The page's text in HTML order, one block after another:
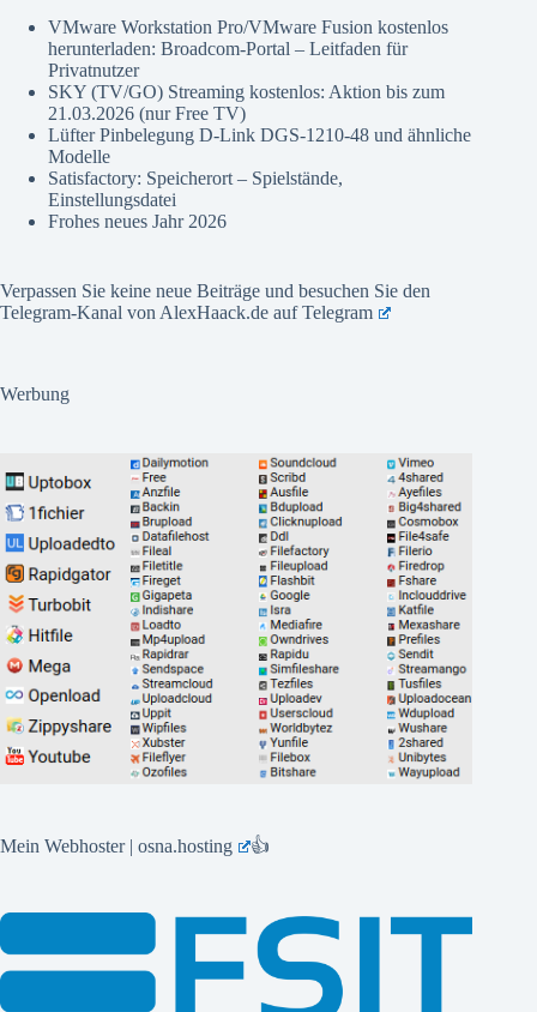
VMware Workstation Pro/VMware Fusion kostenlos
herunterladen: Broadcom-Portal – Leitfaden für
Privatnutzer
SKY (TV/GO) Streaming kostenlos: Aktion bis zum
21.03.2026 (nur Free TV)
Lüfter Pinbelegung D-Link DGS-1210-48 und ähnliche
Modelle
Satisfactory: Speicherort – Spielstände,
Einstellungsdatei
Frohes neues Jahr 2026
Verpassen Sie keine neue Beiträge und besuchen Sie den
Telegram-Kanal von AlexHaack.de aufTelegram
Werbung
Mein Webhoster | osna.hosting 👍